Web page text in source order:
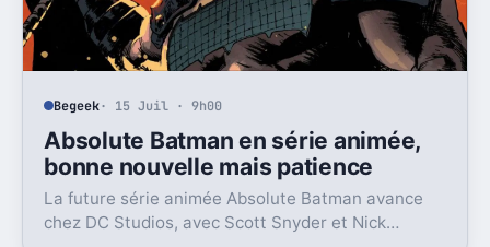
Begeek· 15 Juil · 9h00
Absolute Batman en série animée,
bonne nouvelle mais patience
La future série animée Absolute Batman avance
chez DC Studios, avec Scott Snyder et Nick